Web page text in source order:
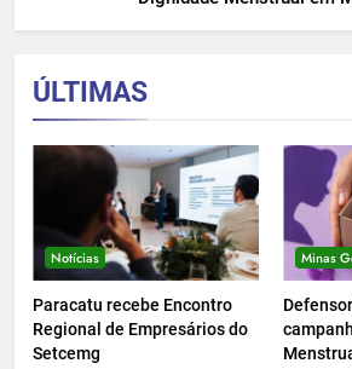
ÚLTIMAS
Notícias
Paracatu recebe Encontro
Regional de Empresários do
Setcemg
Minas